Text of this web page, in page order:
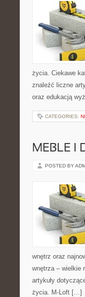
życia. Ciekawe
znaleźć liczne
oraz edukacją
CATEGORIES:
MEBLE I
POSTED BY
wnętrz oraz
wnętrza – wielkie
artykuły
życia. M-Loft […]